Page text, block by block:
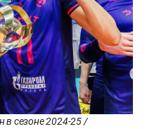
в сезоне 2024-25 /